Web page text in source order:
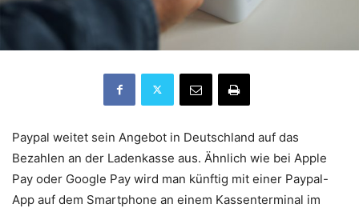
Paypal weitet sein Angebot in Deutschland auf das
Bezahlen an der Ladenkasse aus. Ähnlich wie bei Apple
Pay oder Google Pay wird man künftig mit einer Paypal-
App auf dem Smartphone an einem Kassenterminal im